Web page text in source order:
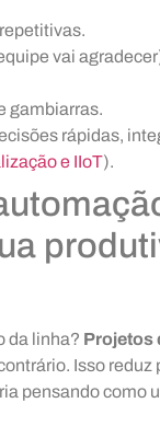
vai
gambiarras.
rápidas,
e IIoT).
da linha? Projetos
Isso
pensando como